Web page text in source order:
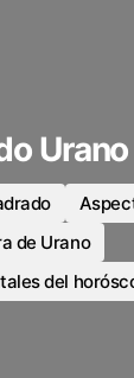
de Urano
del